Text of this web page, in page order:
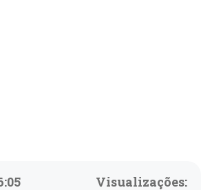
Visualizações: